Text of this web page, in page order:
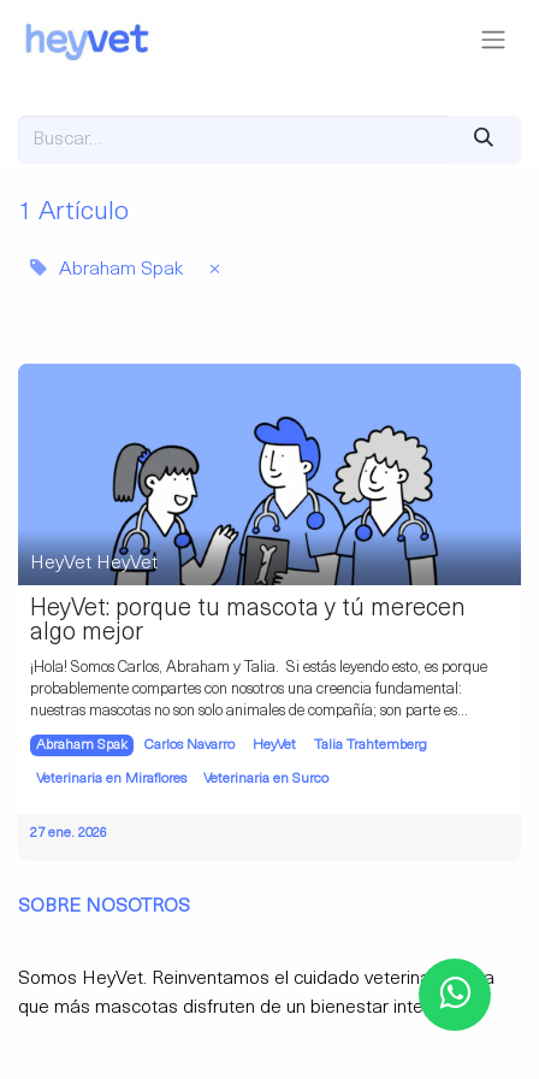
1 Artículo
Abraham Spak ×
HeyVet HeyVet
HeyVet: porque tu mascota y tú merecen
algo mejor
¡Hola! Somos Carlos, Abraham y Talia. ​ Si estás leyendo esto, es porque
probablemente compartes con nosotros una creencia fundamental:
nuestras mascotas no son solo animales de compañía; son parte es...
Abraham Spak Carlos Navarro HeyVet Talia Trahtemberg
Veterinaria en Miraflores Veterinaria en Surco
27 ene. 2026
SOBRE NOSOTROS
Somos HeyVet. Reinventamos el cuidado veterinario para
que más mascotas dis​fruten de un bienestar integral.